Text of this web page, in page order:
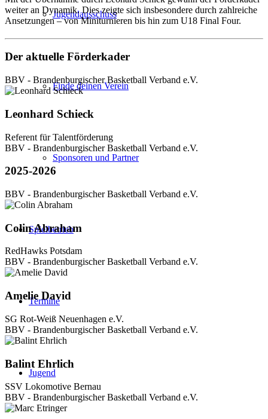
Jugendausschuss
Finde deinen Verein
Sponsoren und Partner
Spielbetrieb
Termine
Jugend
weiter an Dynamik. Dies zeigte sich insbesondere durch zahlreiche
Ansetzungen – von Miniturnieren bis hin zum U18 Final Four.
Der aktuelle Förderkader
BBV - Brandenburgischer Basketball Verband e.V.
Leonhard Schieck
Referent für Talentförderung
BBV - Brandenburgischer Basketball Verband e.V.
2025-2026
BBV - Brandenburgischer Basketball Verband e.V.
Colin Abraham
RedHawks Potsdam
BBV - Brandenburgischer Basketball Verband e.V.
Amelie David
SG Rot-Weiß Neuenhagen e.V.
BBV - Brandenburgischer Basketball Verband e.V.
Balint Ehrlich
SSV Lokomotive Bernau
BBV - Brandenburgischer Basketball Verband e.V.